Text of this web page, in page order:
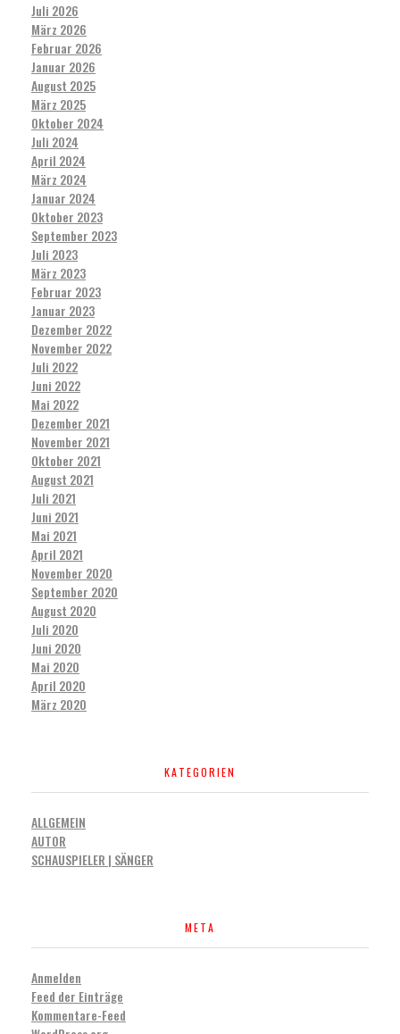
Juli 2026
März 2026
Februar 2026
Januar 2026
August 2025
März 2025
Oktober 2024
Juli 2024
April 2024
März 2024
Januar 2024
Oktober 2023
September 2023
Juli 2023
März 2023
Februar 2023
Januar 2023
Dezember 2022
November 2022
Juli 2022
Juni 2022
Mai 2022
Dezember 2021
November 2021
Oktober 2021
August 2021
Juli 2021
Juni 2021
Mai 2021
April 2021
November 2020
September 2020
August 2020
Juli 2020
Juni 2020
Mai 2020
April 2020
März 2020
KATEGORIEN
ALLGEMEIN
AUTOR
SCHAUSPIELER | SÄNGER
META
Anmelden
Feed der Einträge
Kommentare-Feed